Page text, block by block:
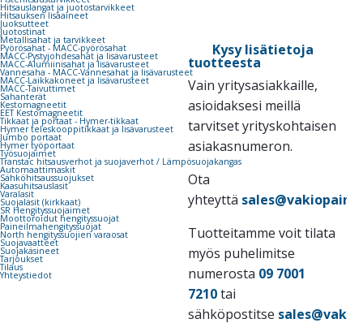
Hitsauslangat ja juotostarvikkeet
Hitsauksen lisäaineet
Juoksutteet
Juotostinat
Metallisahat ja tarvikkeet
Pyörösahat - MACC-pyörösahat
MACC-Pystyjohdesahat ja lisävarusteet
MACC-Alumiinisahat ja lisävarusteet
Vannesaha - MACC-Vannesahat ja lisävarusteet
MACC-Laikkakoneet ja lisävarusteet
MACC-Taivuttimet
Sahanterät
Kestomagneetit
EET Kestomagneetit
Tikkaat ja portaat - Hymer-tikkaat
Hymer teleskooppitikkaat ja lisävarusteet
Jumbo portaat
Hymer työportaat
Työsuojaimet
Transtac hitsausverhot ja suojaverhot / Lämpösuojakangas
Automaattimaskit
Sähköhitsaussuojukset
Kaasuhitsauslasit
Varalasit
Suojalasit (kirkkaat)
SR Hengityssuojaimet
Moottoroidut hengityssuojat
Paineilmahengityssuojat
North hengityssuojien varaosat
Suojavaatteet
Suojakäsineet
Tarjoukset
Tilaus
Yhteystiedot
Kysy lisätietoja
tuotteesta
Vain yritysasiakkaille,
asioidaksesi meillä
tarvitset yrityskohtaisen
asiakasnumeron.
Ota
yhteyttä
Tuotteitamme voit tilata
myös puhelimitse
numerosta 09 7001
7210tai
sähköpostitse